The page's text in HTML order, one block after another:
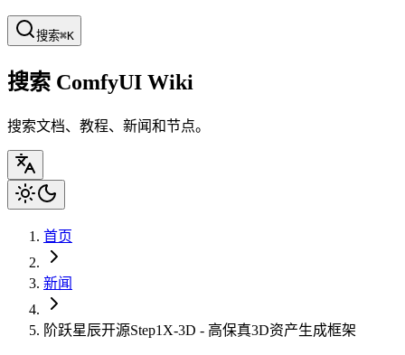
搜索⌘K
搜索 ComfyUI Wiki
搜索文档、教程、新闻和节点。
首页
新闻
阶跃星辰开源Step1X-3D - 高保真3D资产生成框架